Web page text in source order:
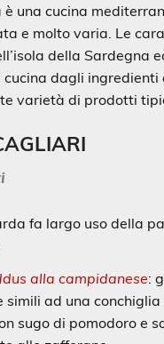
è una cucina
e molto varia. Le
della Sardegna
dagli ingredienti
varietà di prodotti
fa largo uso della
alla campidanese:
simili ad una conchiglia
sugo di pomodoro e